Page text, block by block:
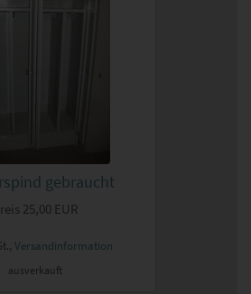
gebraucht
25,00 EUR
Versandinformation
ausverkauft